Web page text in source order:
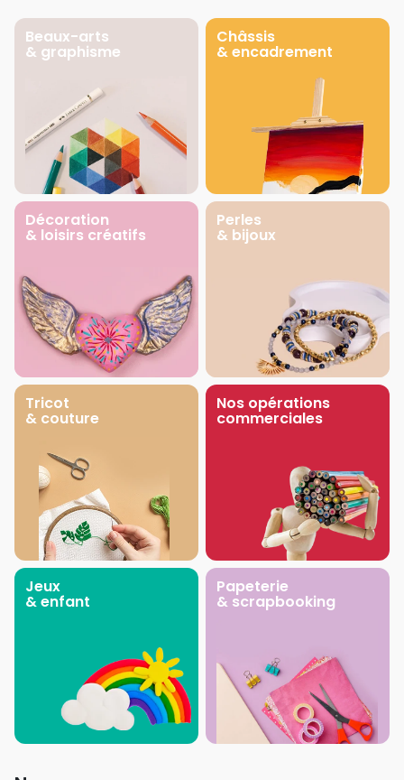
Beaux-arts
& graphisme
Châssis
& encadrement
Décoration
& loisirs créatifs
Perles
& bijoux
Tricot
& couture
Nos opérations
commerciales
Jeux
& enfant
Papeterie
& scrapbooking